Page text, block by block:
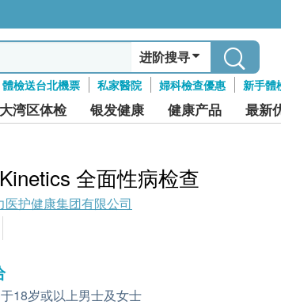
进阶搜寻
體檢送台北機票 私家醫院 婦科檢查優惠 新手體
大湾区体检 银发健康 健康产品 最新
全面性病检查
医护健康集团有限公司
18岁或以上男士及女士